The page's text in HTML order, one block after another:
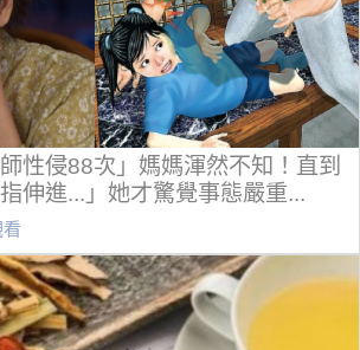
性侵88次」媽媽渾然不知！直到
伸進...」她才驚覺事態嚴重...